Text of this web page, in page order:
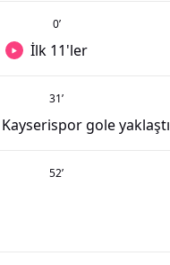
0’
İlk 11'ler
31’
gole yaklaştı
52’